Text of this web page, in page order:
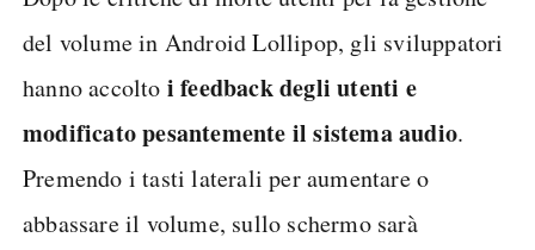
del volume in Android Lollipop, gli sviluppatori
hanno accolto i feedback degli utenti e
modificato pesantemente il sistema audio.
Premendo i tasti laterali per aumentare o
abbassare il volume, sullo schermo sarà